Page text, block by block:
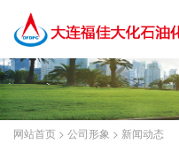
网站首页 > 公司形象 > 新闻动态